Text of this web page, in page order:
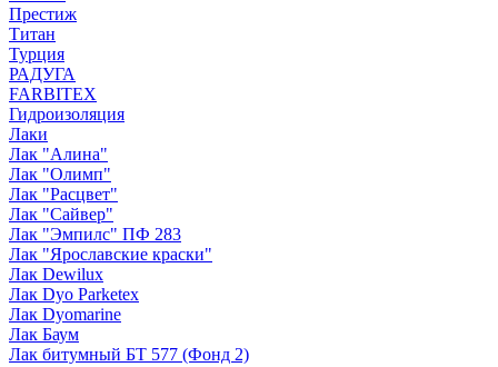
Престиж
Титан
Турция
РАДУГА
FARBITEX
Гидроизоляция
Лаки
Лак "Алина"
Лак "Олимп"
Лак "Расцвет"
Лак "Сайвер"
Лак "Эмпилс" ПФ 283
Лак "Ярославские краски"
Лак Dewilux
Лак Dyo Parketex
Лак Dyomarine
Лак Баум
Лак битумный БТ 577 (Фонд 2)